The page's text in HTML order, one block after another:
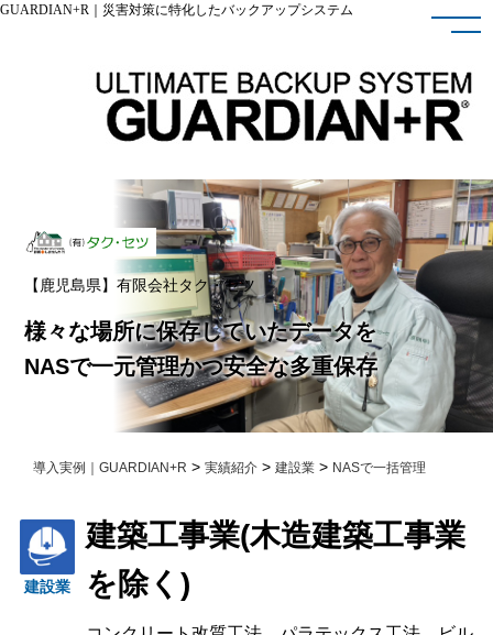
GUARDIAN+R｜災害対策に特化したバックアップシステム
【鹿児島県】有限会社タク・セツ
様々な場所に保存していたデータを
NASで一元管理かつ安全な多重保存
導入実例｜GUARDIAN+R > 実績紹介 > 建設業 > NASで一括管理
建設業
建築工事業(木造建築工事業
を除く)